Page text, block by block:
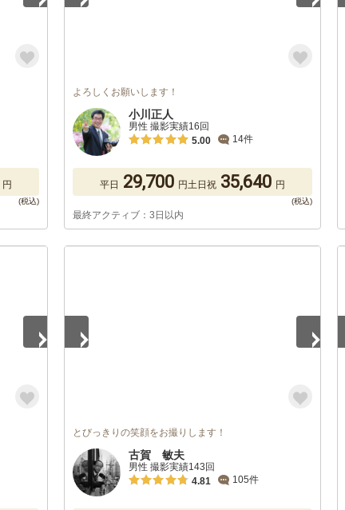
円
よろしくお願いします！
小川正人
男性 撮影実績16回
5.00
14件
平日 29,700 円土日祝 35,640 円
最終アクティブ：3日以内
とびっきりの笑顔をお撮りします！
古賀 敏夫
男性 撮影実績143回
4.81
105件